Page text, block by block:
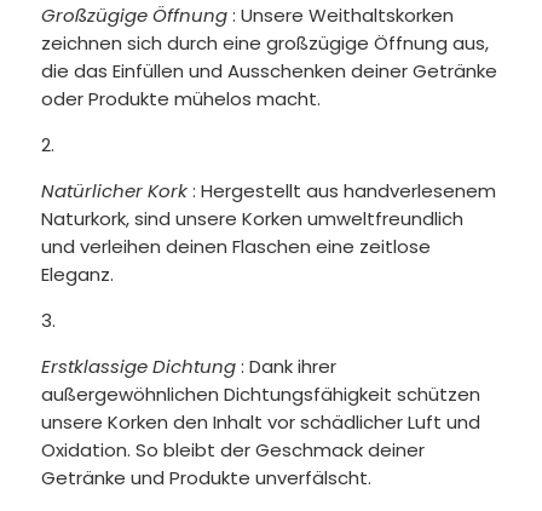
Großzügige Öffnung: Unsere Weithaltskorken
zeichnen sich durch eine großzügige Öffnung aus,
die das Einfüllen und Ausschenken deiner Getränke
oder Produkte mühelos macht.
Natürlicher Kork: Hergestellt aus handverlesenem
Naturkork, sind unsere Korken umweltfreundlich
und verleihen deinen Flaschen eine zeitlose
Eleganz.
Erstklassige Dichtung: Dank ihrer
außergewöhnlichen Dichtungsfähigkeit schützen
unsere Korken den Inhalt vor schädlicher Luft und
Oxidation. So bleibt der Geschmack deiner
Getränke und Produkte unverfälscht.